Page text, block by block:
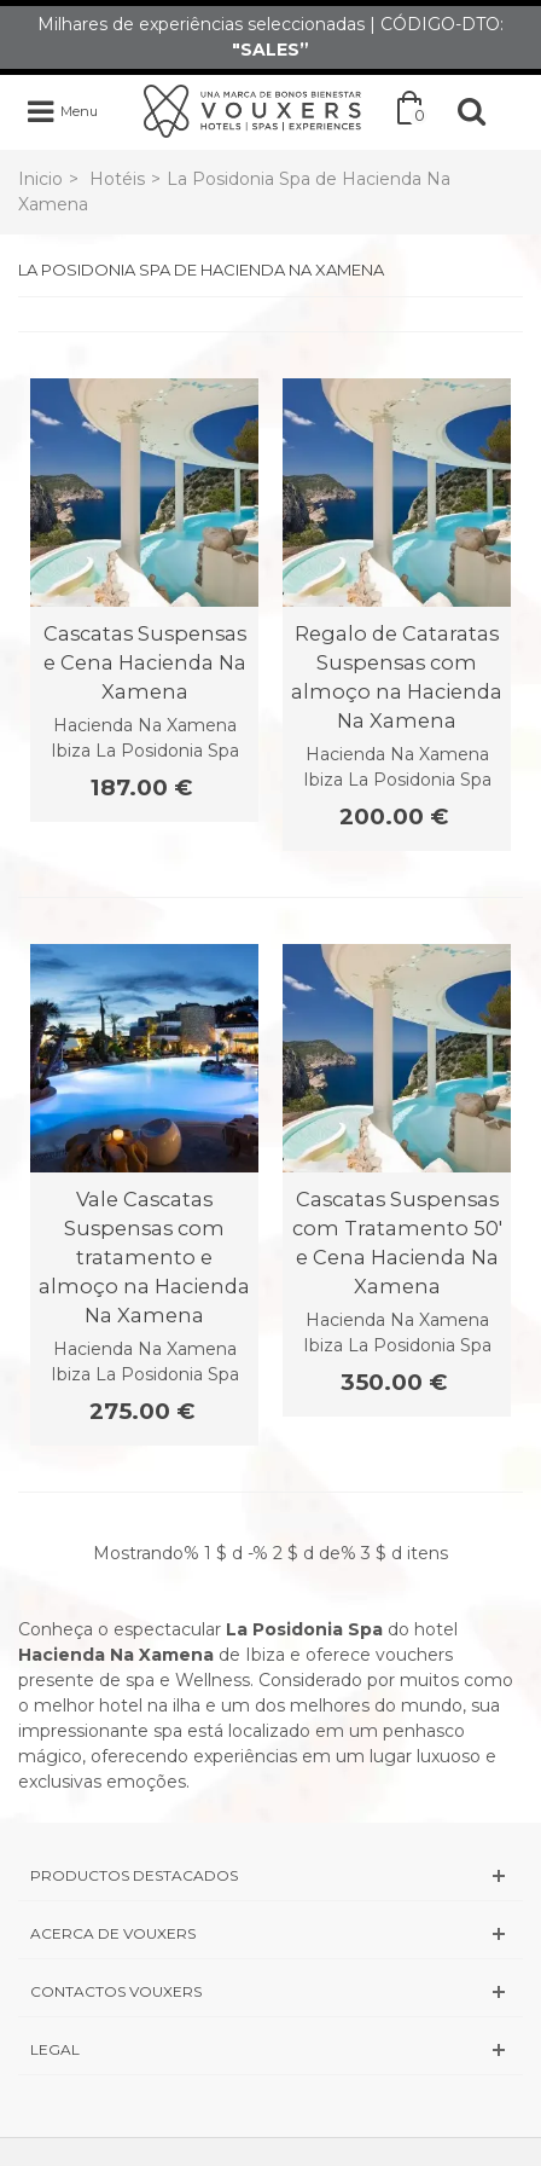
Milhares de experiências seleccionadas | CÓDIGO-DTO:
"SALES”
Menu 0
Inicio > Hotéis > La Posidonia Spa de Hacienda Na
Xamena
LA POSIDONIA SPA DE HACIENDA NA XAMENA
Cascatas Suspensas
e Cena Hacienda Na
Xamena
Hacienda Na Xamena
Ibiza La Posidonia Spa
187.00 €
Regalo de Cataratas
Suspensas com
almoço na Hacienda
Na Xamena
Hacienda Na Xamena
Ibiza La Posidonia Spa
200.00 €
Vale Cascatas
Suspensas com
tratamento e
almoço na Hacienda
Na Xamena
Hacienda Na Xamena
Ibiza La Posidonia Spa
275.00 €
Cascatas Suspensas
com Tratamento 50'
e Cena Hacienda Na
Xamena
Hacienda Na Xamena
Ibiza La Posidonia Spa
350.00 €
Mostrando% 1 $ d -% 2 $ d de% 3 $ d itens
Conheça o espectacular La Posidonia Spa do hotel
Hacienda Na Xamena de Ibiza e oferece vouchers
presente de spa e Wellness. Considerado por muitos como
o melhor hotel na ilha e um dos melhores do mundo, sua
impressionante spa está localizado em um penhasco
mágico, oferecendo experiências em um lugar luxuoso e
exclusivas emoções.
PRODUCTOS DESTACADOS
ACERCA DE VOUXERS
CONTACTOS VOUXERS
LEGAL